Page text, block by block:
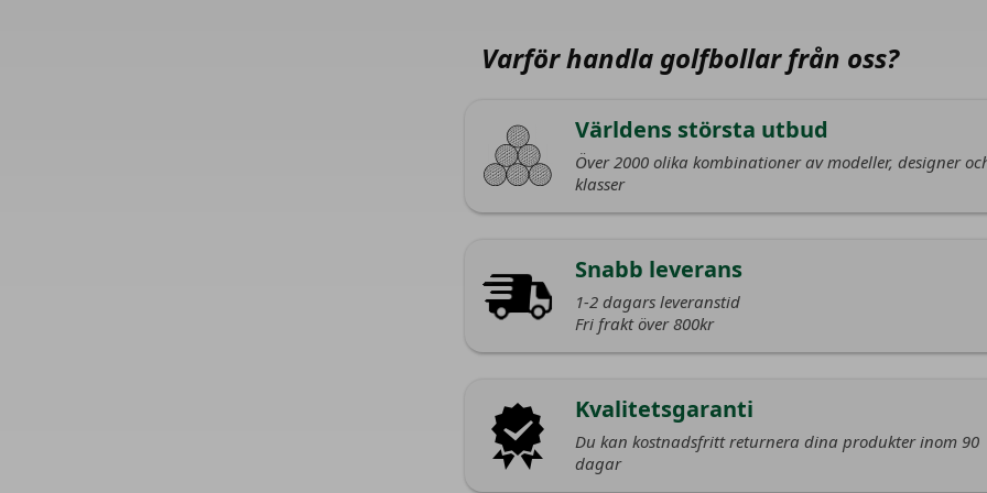
Varför handla golfbollar från oss?
Världens största utbud
Över 2000 olika kombinationer av modeller, designer
klasser
Snabb leverans
1-2 dagars leveranstid
Fri frakt över 800kr
Kvalitetsgaranti
Du kan kostnadsfritt returnera dina produkter inom 90
dagar